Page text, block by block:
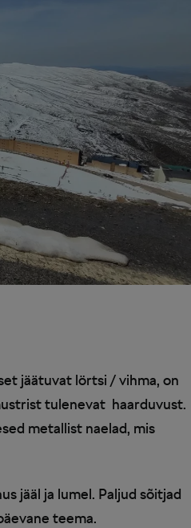
jäätuvat lörtsi / vihma, on
tulenevat haarduvust.
metallist naelad, mis
jääl ja lumel. Paljud sõitjad
teema.